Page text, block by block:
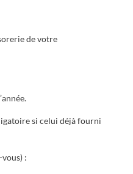
de votre
si celui déjà fourni
: